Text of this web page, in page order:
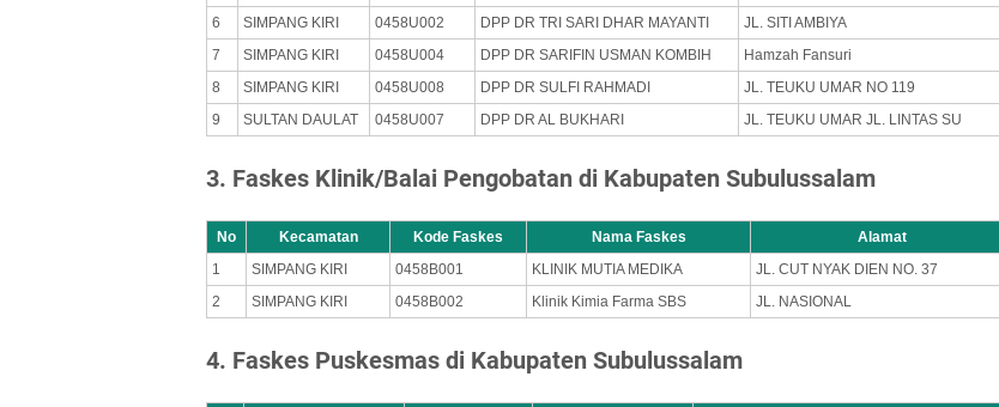
6
SIMPANG KIRI 0458U002 DPP DR TRI SARI DHAR MAYANTI
JL. SITI AMBIYA
7
SIMPANG KIRI 0458U004 DPP DR SARIFIN USMAN KOMBIH
Hamzah Fansuri
8
SIMPANG KIRI 0458U008 DPP DR SULFI RAHMADI
JL. TEUKU UMAR NO 119
9
SULTAN DAULAT 0458U007 DPP DR AL BUKHARI JL. TEUKU UMAR JL. LINTAS SU
3. Faskes Klinik/Balai Pengobatan di Kabupaten Subulussalam
No Kecamatan Kode Faskes Nama Faskes
Alamat
1
SIMPANG KIRI 0458B001 KLINIK MUTIA MEDIKA
JL. CUT NYAK DIEN NO. 37
2
SIMPANG KIRI 0458B002 Klinik Kimia Farma SBS JL. NASIONAL
4. Faskes Puskesmas di Kabupaten Subulussalam